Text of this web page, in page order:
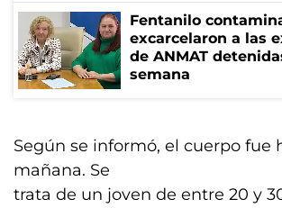
Fentanilo
excarcelaron a las
de ANMAT
semana
Según se informó, el cuerpo fue
mañana. Se
trata de un joven de entre 20 y